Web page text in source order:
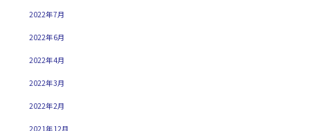
2022年7月
2022年6月
2022年4月
2022年3月
2022年2月
2021年12月